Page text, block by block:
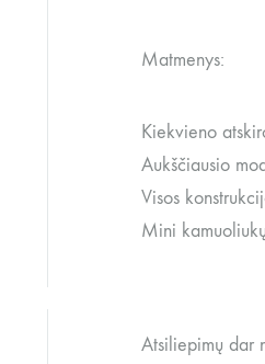
Matmenys:
Kiekvieno
Aukščiausio
Visos
Mini
Atsiliepimų dar